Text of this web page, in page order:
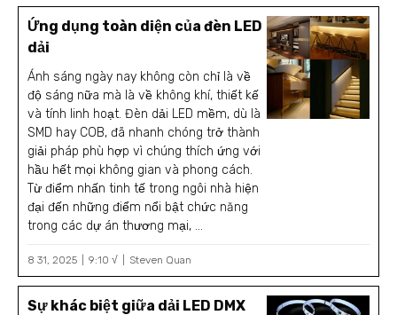
Ứng dụng toàn diện của đèn LED
dải
Ánh sáng ngày nay không còn chỉ là về
độ sáng nữa mà là về không khí, thiết kế
và tính linh hoạt. Đèn dải LED mềm, dù là
SMD hay COB, đã nhanh chóng trở thành
giải pháp phù hợp vì chúng thích ứng với
hầu hết mọi không gian và phong cách.
Từ điểm nhấn tinh tế trong ngôi nhà hiện
đại đến những điểm nổi bật chức năng
trong các dự án thương mại, ...
8 31, 2025 9:10 √ Steven Quan
Sự khác biệt giữa dải LED DMX